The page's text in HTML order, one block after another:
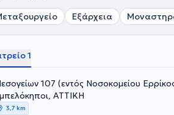
Εξάρχεια
1
107 (εντός Νοσοκομείου
ΑΤΤΙΚΗ
3,7 km